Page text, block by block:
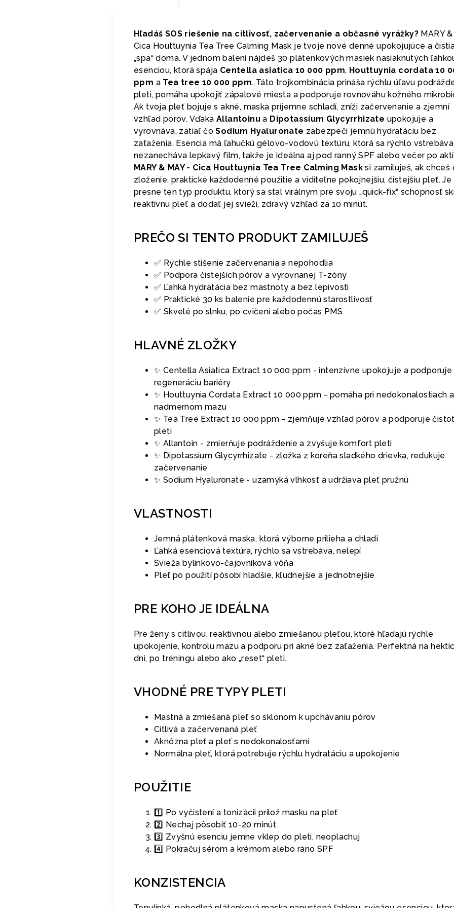
Hľadáš SOS riešenie na citlivosť, začervenanie a občasné vyrážky? MARY
Cica Houttuynia Tea Tree Calming Mask je tvoje nové denné upokojujúce a
„spa“ doma. V jednom balení nájdeš 30 plátenkových masiek nasiaknutých
esenciou, ktorá spája Centella asiatica 10 000 ppm, Houttuynia cordata 10
ppm a Tea tree 10 000 ppm. Táto trojkombinácia prináša rýchlu úľavu
pleti, pomáha upokojiť zápalové miesta a podporuje rovnováhu kožného
Ak tvoja pleť bojuje s akné, maska príjemne schladí, zníži začervenanie a zjemní
vzhľad pórov. Vďaka Allantoinu a Dipotassium Glycyrrhizate upokojuje a
vyrovnáva, zatiaľ čoSodium Hyaluronate zabezpečí jemnú hydratáciu bez
zaťaženia. Esencia má ľahučkú gélovo-vodovú textúru, ktorá sa rýchlo
nezanecháva lepkavý film, takže je ideálna aj pod ranný SPF alebo večer po
MARY & MAY - Cica Houttuynia Tea Tree Calming Mask si zamiluješ, ak chceš
zloženie, praktické každodenné použitie a viditeľne pokojnejšiu, čistejšiu pleť. Je
presne ten typ produktu, ktorý sa stal virálnym pre svoju „quick-fix“ schopnosť
reaktívnu pleť a dodať jej svieži, zdravý vzhľad za 10 minút.
PREČO SI TENTO PRODUKT ZAMILUJEŠ
✅ Rýchle stíšenie začervenania a nepohodlia
✅ Podpora čistejších pórov a vyrovnanej T-zóny
✅ Ľahká hydratácia bez mastnoty a bez lepivosti
✅ Praktické 30 ks balenie pre každodennú starostlivosť
✅ Skvelé po slnku, po cvičení alebo počas PMS
HLAVNÉ ZLOŽKY
✨ Centella Asiatica Extract 10 000 ppm - intenzívne upokojuje a podporuje
regeneráciu bariéry
✨ Houttuynia Cordata Extract 10 000 ppm - pomáha pri nedokonalostiach a
nadmernom mazu
✨ Tea Tree Extract 10 000 ppm - zjemňuje vzhľad pórov a podporuje
pleti
✨ Allantoin - zmierňuje podráždenie a zvyšuje komfort pleti
✨ Dipotassium Glycyrrhizate - zložka z koreňa sladkého drievka, redukuje
začervenanie
✨ Sodium Hyaluronate - uzamyká vlhkosť a udržiava pleť pružnú
VLASTNOSTI
Jemná plátenková maska, ktorá výborne prilieha a chladí
Ľahká esenciová textúra, rýchlo sa vstrebáva, nelepí
Svieža bylinkovo-čajovníková vôňa
Pleť po použití pôsobí hladšie, kľudnejšie a jednotnejšie
PRE KOHO JE IDEÁLNA
Pre ženy s citlivou, reaktívnou alebo zmiešanou pleťou, ktoré hľadajú rýchle
upokojenie, kontrolu mazu a podporu pri akné bez zaťaženia. Perfektná na
dni, po tréningu alebo ako „reset“ pleti.
VHODNÉ PRE TYPY PLETI
Mastná a zmiešaná pleť so sklonom k upchávaniu pórov
Citlivá a začervenaná pleť
Aknózna pleť a pleť s nedokonalosťami
Normálna pleť, ktorá potrebuje rýchlu hydratáciu a upokojenie
POUŽITIE
1️⃣ Po vyčistení a tonizácii prilož masku na pleť
2️⃣ Nechaj pôsobiť 10-20 minút
3️⃣ Zvyšnú esenciu jemne vklep do pleti, neoplachuj
4️⃣ Pokračuj sérom a krémom alebo ráno SPF
KONZISTENCIA